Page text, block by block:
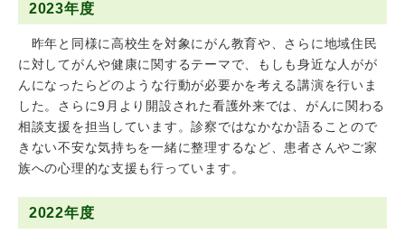
2023年度
昨年と同様に高校生を対象にがん教育や、さらに地域住民
に対してがんや健康に関するテーマで、もしも身近な人がが
んになったらどのような行動が必要かを考える講演を行いま
した。さらに9月より開設された看護外来では、がんに関わる
相談支援を担当しています。診察ではなかなか語ることので
きない不安な気持ちを一緒に整理するなど、患者さんやご家
族への心理的な支援も行っています。
2022年度